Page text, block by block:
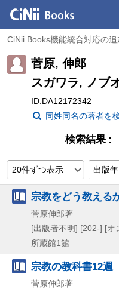
CiNii Books機能統合対応の
菅原, 伸郎
スガワラ, ノブ
ID:DA12172342
同姓同名の著者を
検索結果
20件ずつ表示 出版
宗教をどう教える
菅原伸郎著
[出版者不明] [202-] [オ
所蔵館1館
宗教の教科書12週
菅原伸郎著